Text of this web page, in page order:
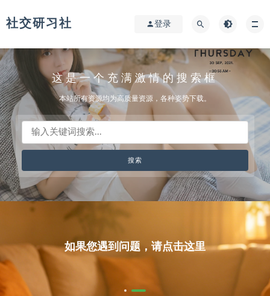
社交研习社 登录
这是一个充满激情的搜索框
本站所有资源均为高质量资源，各种姿势下载。
如果您遇到问题，请点击这里